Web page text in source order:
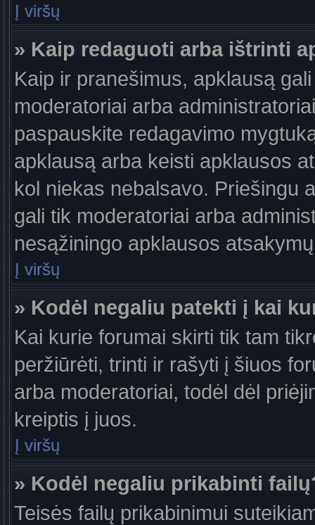
Į viršų
» Kaip redaguoti arba ištrinti
Kaip ir pranešimus, apklausą
moderatoriai arba
paspauskite redagavimo
apklausą arba keisti apklausos
kol niekas nebalsavo. Priešingu
gali tik moderatoriai arba
nesąžiningo apklausos
Į viršų
» Kodėl negaliu patekti į kai
Kai kurie forumai skirti tik tam
peržiūrėti, trinti ir rašyti į šiuos
arba moderatoriai, todėl dėl
kreiptis į juos.
Į viršų
» Kodėl negaliu prikabinti
Teisės failų prikabinimui